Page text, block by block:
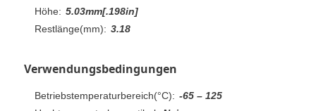
Höhe: 5.03mm[.198in]
Restlänge(mm): 3.18
Verwendungsbedingungen
Betriebstemperaturbereich(°C): -65 – 125